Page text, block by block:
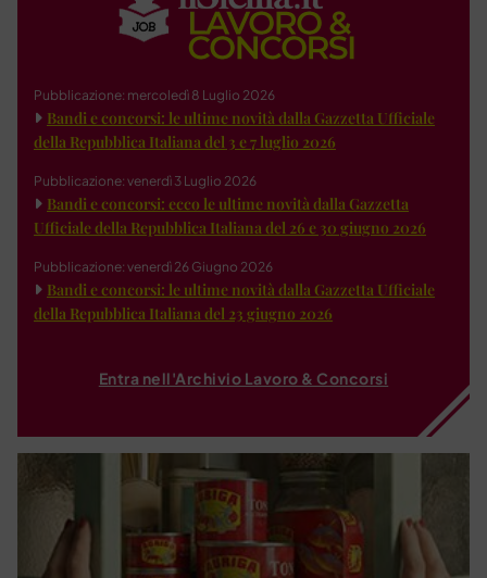
Pubblicazione: mercoledì 8 Luglio 2026
Bandi e concorsi: le ultime novità dalla Gazzetta Ufficiale
della Repubblica Italiana del 3 e 7 luglio 2026
Pubblicazione: venerdì 3 Luglio 2026
Bandi e concorsi: ecco le ultime novità dalla Gazzetta
Ufficiale della Repubblica Italiana del 26 e 30 giugno 2026
Pubblicazione: venerdì 26 Giugno 2026
Bandi e concorsi: le ultime novità dalla Gazzetta Ufficiale
della Repubblica Italiana del 23 giugno 2026
Entra nell'Archivio Lavoro & Concorsi